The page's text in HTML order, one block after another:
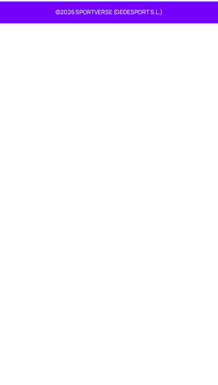
©2026 SPORTVERSE (GEDESPORT S.L.)